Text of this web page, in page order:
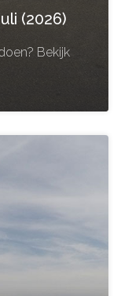
(2026)
Bekijk